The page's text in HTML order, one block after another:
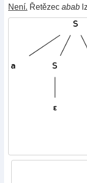
Není. Řetězec abab